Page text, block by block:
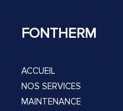
FONTHERM
ACCUEIL
NOS SERVICES
MAINTENANCE